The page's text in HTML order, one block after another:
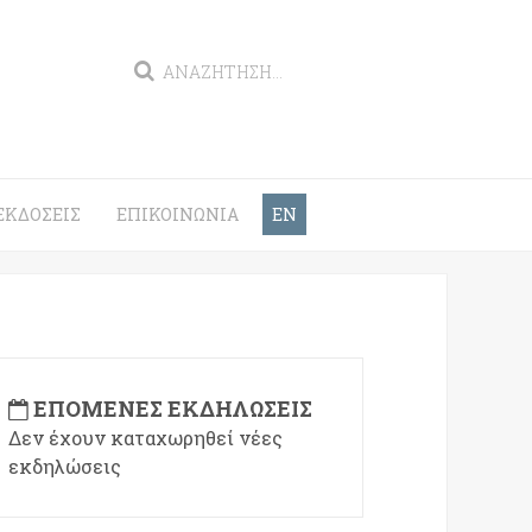
ΕΠΙΚΟΙΝΩΝΊΑ EN
ΕΠΌΜΕΝΕΣ ΕΚΔΗΛΏΣΕΙΣ
Δεν έχουν καταχωρηθεί νέες
εκδηλώσεις